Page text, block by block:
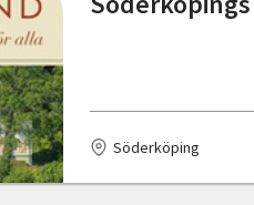
Söderköping